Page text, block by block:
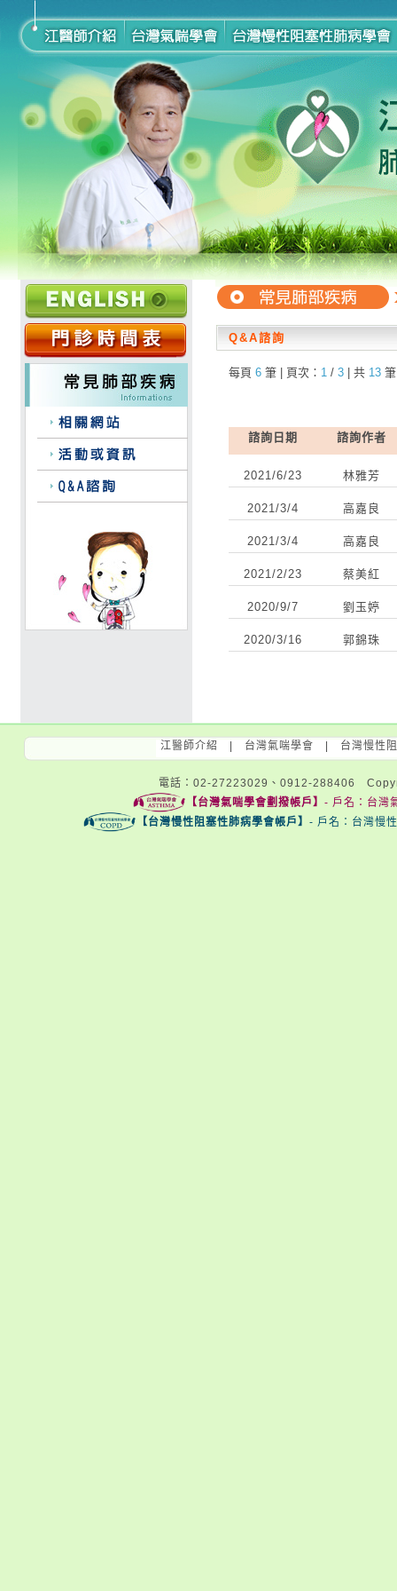
Q&A諮詢
每頁 6 筆 | 頁次： 1 / 3 | 共 13 筆
諮詢日期 諮詢作者
2021/6/23 林雅芳
2021/3/4 高嘉良
2021/3/4 高嘉良
2021/2/23 蔡美紅
2020/9/7 劉玉婷
2020/3/16 郭錦珠
江醫師介紹 台灣氣喘學會 台灣慢性
電話：02-27223029、0912-288406
【台灣氣喘學會劃撥帳戶】 - 戶名：台灣
【台灣慢性阻塞性肺病學會帳戶】 - 戶名：台灣慢